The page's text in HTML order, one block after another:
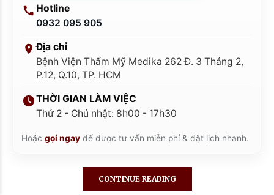
Hotline
0932 095 905
Địa chỉ
Bệnh Viện Thẩm Mỹ Medika 262 Đ. 3 Tháng 2,
P.12, Q.10, TP. HCM
THỜI GIAN LÀM VIỆC
Thứ 2 - Chủ nhật: 8h00 - 17h30
Hoặc gọi ngay để được tư vấn miễn phí & đặt lịch nhanh.
CONTINUE READING
Đã đặt lịch Nâng Mũi